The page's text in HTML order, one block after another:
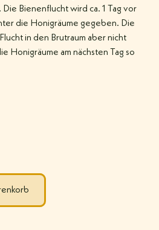
Bienenflucht wird ca. 1 Tag vor
die Honigräume gegeben. Die
in den Brutraum aber nicht
Honigräume am nächsten Tag so